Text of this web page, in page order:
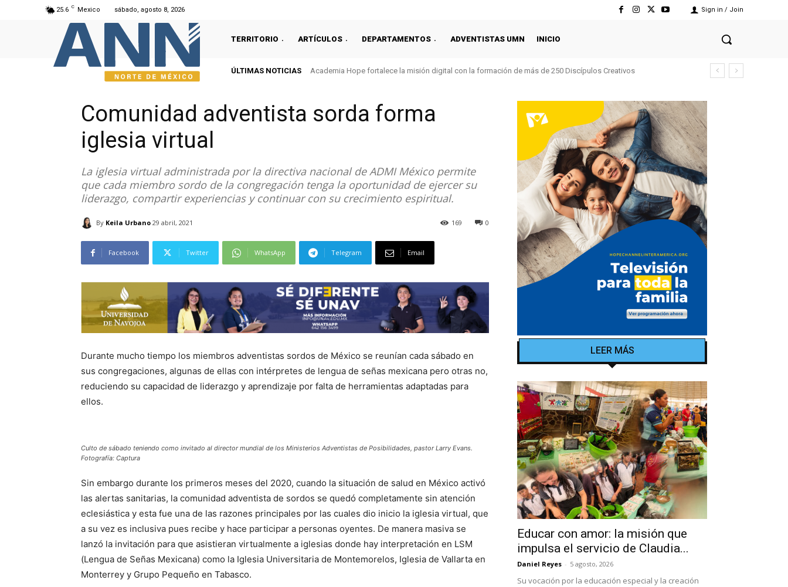
25.6 C Mexico sábado, agosto 8, 2026 Sign in / Join
TERRITORIO ARTÍCULOS DEPARTAMENTOS ADVENTISTAS UMN INICIO
ÚLTIMAS NOTICIAS Academia Hope fortalece la misión digital con la formación de más de 250 Discípulos Creativos
VIII Sesión Quinquenal establece liderazgo y plan estratégico para el período 2026–2031 en la UMN
Comunidad adventista sorda forma
iglesia virtual
La iglesia virtual administrada por la directiva nacional de ADMI México permite
que cada miembro sordo de la congregación tenga la oportunidad de ejercer su
liderazgo, compartir experiencias y continuar con su crecimiento espiritual.
By Keila Urbano 29 abril, 2021 0
169
Facebook Twitter WhatsApp Telegram Email
Durante mucho tiempo los miembros adventistas sordos de México se reunían cada sábado en
sus congregaciones, algunas de ellas con intérpretes de lengua de señas mexicana pero otras no,
reduciendo su capacidad de liderazgo y aprendizaje por falta de herramientas adaptadas para
ellos.
Culto de sábado teniendo como invitado al director mundial de los Ministerios Adventistas de Posibilidades, pastor Larry Evans.
Fotografía: Captura
Sin embargo durante los primeros meses del 2020, cuando la situación de salud en México activó
las alertas sanitarias, la comunidad adventista de sordos se quedó completamente sin atención
eclesiástica y esta fue una de las razones principales por las cuales dio inicio la iglesia virtual, que
a su vez es inclusiva pues recibe y hace participar a personas oyentes. De manera masiva se
lanzó la invitación para que asistieran virtualmente a iglesias donde hay interpretación en LSM
(Lengua de Señas Mexicana) como la Iglesia Universitaria de Montemorelos, Iglesia de Vallarta en
Monterrey y Grupo Pequeño en Tabasco.
LEER MÁS
Educar con amor: la misión que
impulsa el servicio de Claudia...
Daniel Reyes - 5 agosto, 2026
Su vocación por la educación especial y la creación